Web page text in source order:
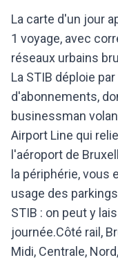
La carte d'un jour
1 voyage, avec
réseaux urbains
La STIB déploie
d'abonnements,
businessman
Airport Line qui
l'aéroport de
la périphérie,
usage des
STIB : on peut y
journée.Côté rail,
Midi, Centrale,